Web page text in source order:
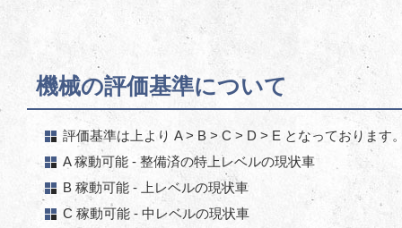
機械の評価基準について
評価基準は上より A > B > C > D > E となっております
A 稼動可能 - 整備済の特上レベルの現状車
B 稼動可能 - 上レベルの現状車
C 稼動可能 - 中レベルの現状車